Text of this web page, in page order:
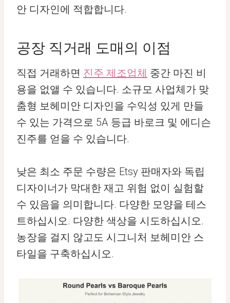
안 디자인에 적합합니다.
공장 직거래 도매의 이점
직접 거래하면 진주 제조업체 중간 마진 비
용을 없앨 수 있습니다. 소규모 사업체가 맞
춤형 보헤미안 디자인을 수익성 있게 만들
수 있는 가격으로 5A 등급 바로크 및 에디슨
진주를 얻을 수 있습니다.
낮은 최소 주문 수량은 Etsy 판매자와 독립
디자이너가 막대한 재고 위험 없이 실험할
수 있음을 의미합니다. 다양한 모양을 테스
트하십시오. 다양한 색상을 시도하십시오.
농장을 걸지 않고도 시그니처 보헤미안 스
타일을 구축하십시오.